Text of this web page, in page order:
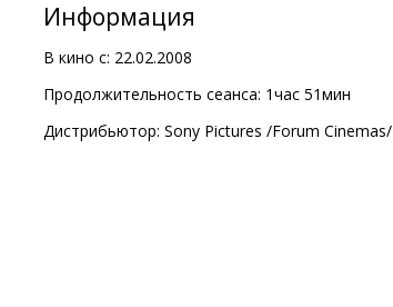
Информация
В кино с: 22.02.2008
Продолжительность сеанса: 1час 51мин
Дистрибьютор: Sony Pictures /Forum Cinemas/